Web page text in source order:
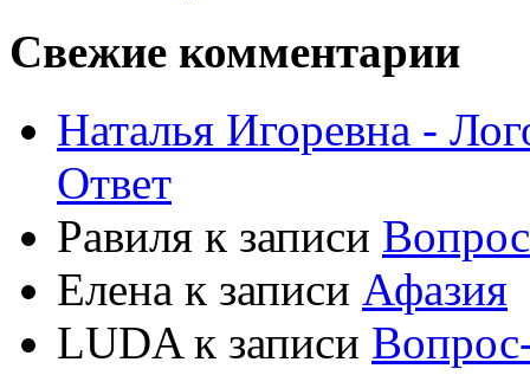
Свежие комментарии
Наталья Игоревна -
Ответ
Равиля к записи
Елена к записи Афазия
LUDAк записи